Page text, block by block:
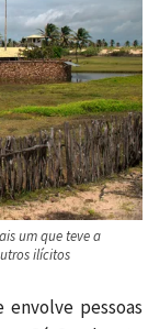
um que teve a
ilícitos
pessoas